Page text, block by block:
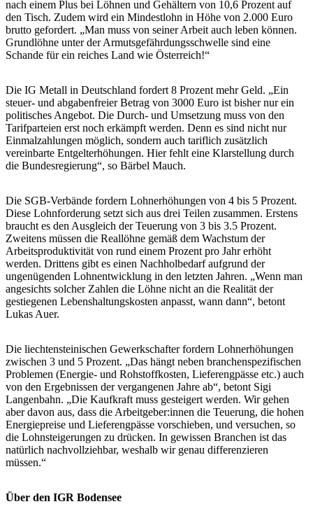
nach einem Plus bei Löhnen und Gehältern von 10,6 Prozent auf
den Tisch. Zudem wird ein Mindestlohn in Höhe von 2.000 Euro
brutto gefordert. „Man muss von seiner Arbeit auch leben können.
Grundlöhne unter der Armutsgefährdungsschwelle sind eine
Schande für ein reiches Land wie Österreich!“
Die IG Metall in Deutschland fordert 8 Prozent mehr Geld. „Ein
steuer- und abgabenfreier Betrag von 3000 Euro ist bisher nur ein
politisches Angebot. Die Durch- und Umsetzung muss von den
Tarifparteien erst noch erkämpft werden. Denn es sind nicht nur
Einmalzahlungen möglich, sondern auch tariflich zusätzlich
vereinbarte Entgelterhöhungen. Hier fehlt eine Klarstellung durch
die Bundesregierung“, so Bärbel Mauch.
Die SGB-Verbände fordern Lohnerhöhungen von 4 bis 5 Prozent.
Diese Lohnforderung setzt sich aus drei Teilen zusammen. Erstens
braucht es den Ausgleich der Teuerung von 3 bis 3.5 Prozent.
Zweitens müssen die Reallöhne gemäß dem Wachstum der
Arbeitsproduktivität von rund einem Prozent pro Jahr erhöht
werden. Drittens gibt es einen Nachholbedarf aufgrund der
ungenügenden Lohnentwicklung in den letzten Jahren. „Wenn man
angesichts solcher Zahlen die Löhne nicht an die Realität der
gestiegenen Lebenshaltungskosten anpasst, wann dann“, betont
Lukas Auer.
Die liechtensteinischen Gewerkschafter fordern Lohnerhöhungen
zwischen 3 und 5 Prozent. „Das hängt neben branchenspezifischen
Problemen (Energie- und Rohstoffkosten, Lieferengpässe etc.) auch
von den Ergebnissen der vergangenen Jahre ab“, betont Sigi
Langenbahn. „Die Kaufkraft muss gesteigert werden. Wir gehen
aber davon aus, dass die Arbeitgeber:innen die Teuerung, die hohen
Energiepreise und Lieferengpässe vorschieben, und versuchen, so
die Lohnsteigerungen zu drücken. In gewissen Branchen ist das
natürlich nachvollziehbar, weshalb wir genau differenzieren
müssen.“
Über den IGR Bodensee